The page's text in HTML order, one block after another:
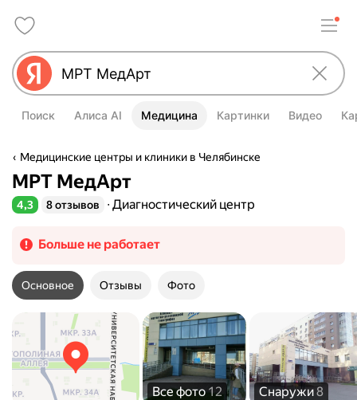
Поиск Алиса AI Медицина Картинки Видео
Медицинские центры и клиники в Челябинске
МРТ МедАрт
Рейтинг 4,3 из 5
4,3 8 отзывов Диагностический центр
Больше не работает
Основное Отзывы Фото
Все фото12 Снаружи8